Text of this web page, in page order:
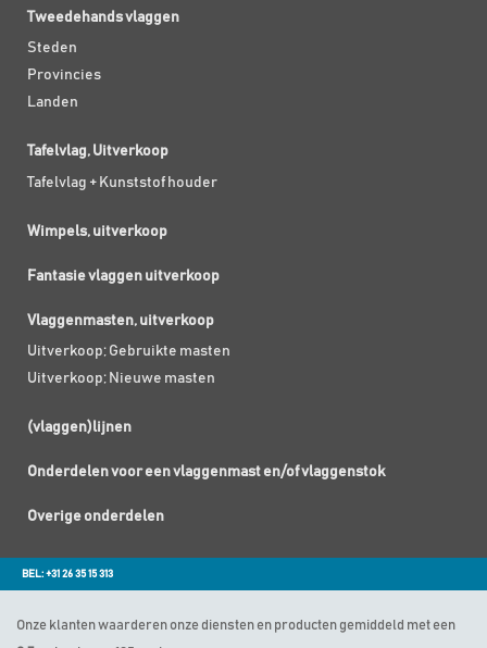
Tweedehands vlaggen
Steden
Provincies
Landen
Tafelvlag, Uitverkoop
Tafelvlag + Kunststof houder
Wimpels, uitverkoop
Fantasie vlaggen uitverkoop
Vlaggenmasten, uitverkoop
Uitverkoop; Gebruikte masten
Uitverkoop; Nieuwe masten
(vlaggen)lijnen
Onderdelen voor een vlaggenmast en/of vlaggenstok
Overige onderdelen
BEL: +31 26 35 15 313
Onze klanten waarderen onze diensten en producten gemiddeld met een